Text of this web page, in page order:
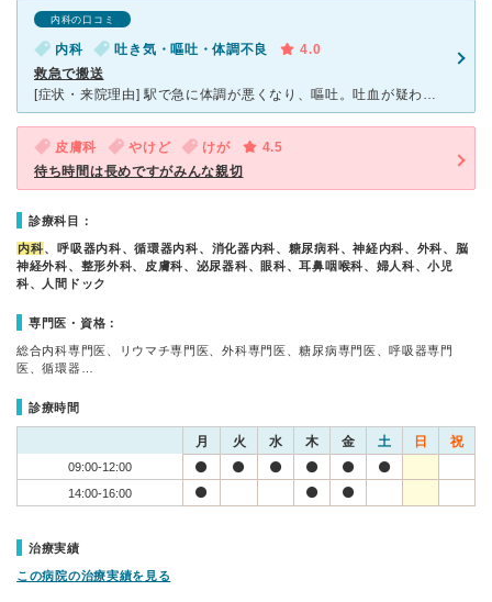
内科の口コミ
内科 吐き気・嘔吐・体調不良
4.0
救急で搬送
[症状・来院理由] 駅で急に体調が悪くなり、嘔吐。吐血が疑われたため、駅の救護室から救急で搬送されました。 [医師の診断・治療法] すぐに点滴などの処置が行なわれました。 また吐血するかもしれ
皮膚科 やけど けが
4.5
待ち時間は長めですがみんな親切
診療科目：
内科、呼吸器内科、循環器内科、消化器内科、糖尿病科、神経内科、外科、脳
神経外科、整形外科、皮膚科、泌尿器科、眼科、耳鼻咽喉科、婦人科、小児
科、人間ドック
専門医・資格：
総合内科専門医、リウマチ専門医、外科専門医、糖尿病専門医、呼吸器専門
医、循環器…
診療時間
月 火 水 木 金 土 日 祝
09:00-12:00
14:00-16:00
治療実績
この病院の治療実績を見る